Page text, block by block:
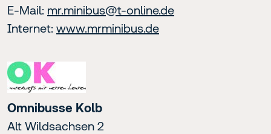
E-Mail: mr.minibus@t-online.de
Internet: www.mrminibus.de
Omnibusse Kolb
Alt Wildsachsen 2